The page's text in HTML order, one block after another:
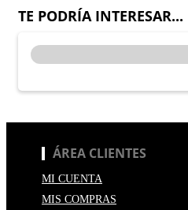
TE PODRÍA INTERESAR...
ÁREA CLIENTES
MI CUENTA
MIS COMPRAS